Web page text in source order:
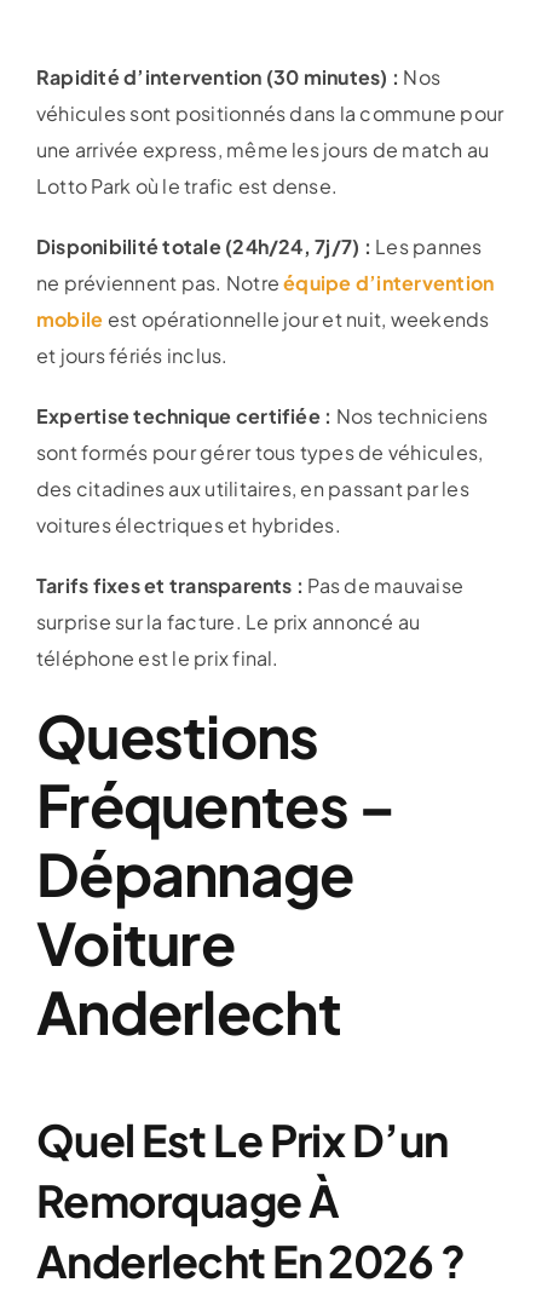
Rapidité d’intervention (30 minutes) : Nos
véhicules sont positionnés dans la commune pour
une arrivée express, même les jours de match au
Lotto Park où le trafic est dense.
Disponibilité totale (24h/24, 7j/7) : Les pannes
ne préviennent pas. Notreéquipe d’intervention
mobile est opérationnelle jour et nuit, weekends
et jours fériés inclus.
Expertise technique certifiée : Nos techniciens
sont formés pour gérer tous types de véhicules,
des citadines aux utilitaires, en passant par les
voitures électriques et hybrides.
Tarifs fixes et transparents : Pas de mauvaise
surprise sur la facture. Le prix annoncé au
téléphone est le prix final.
Questions
Fréquentes –
Dépannage
Voiture
Anderlecht
Quel Est Le Prix D’un
Remorquage À
Anderlecht En 2026 ?